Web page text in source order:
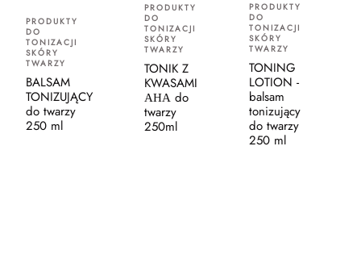
PRODUKTY
DO
TONIZACJI
SKÓRY
TWARZY
BALSAM
TONIZUJĄCY
do twarzy
250 ml
PRODUKTY
DO
TONIZACJI
SKÓRY
TWARZY
TONIK Z
KWASAMI
АНА do
twarzy
250ml
PRODUKTY
DO
TONIZACJI
SKÓRY
TWARZY
TONING
LOTION -
balsam
tonizujący
do twarzy
250 ml